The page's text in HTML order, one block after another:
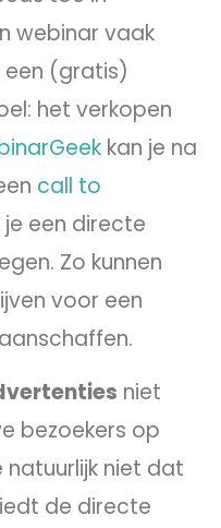
webinar vaak
een (gratis)
het verkopen
kan je na
call to
een directe
Zo kunnen
voor een
niet
bezoekers op
natuurlijk niet dat
de directe